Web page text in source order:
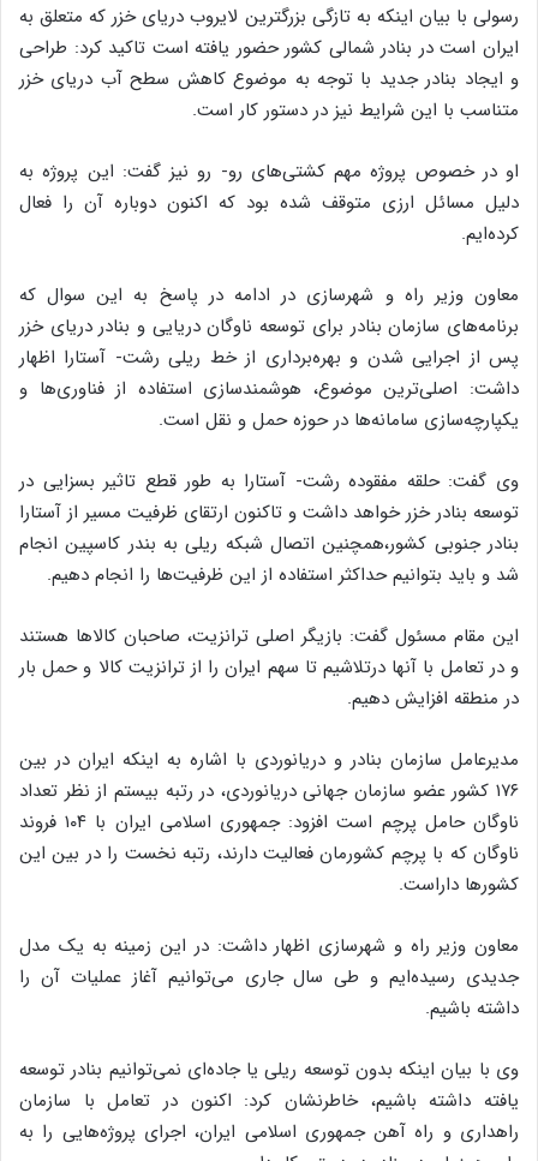
رسولی با بیان اینکه به تازگی بزرگترین لایروب دریای خزر که متعلق به
ایران است در بنادر شمالی کشور حضور یافته است تاکید کرد: طراحی
و ایجاد بنادر جدید با توجه به موضوع کاهش سطح آب دریای خزر
متناسب با این شرایط نیز در دستور کار است.
او در خصوص پروژه مهم کشتی‌های رو- رو نیز گفت: این پروژه به
دلیل مسائل ارزی متوقف شده بود که اکنون دوباره آن را فعال
کرده‌ایم.
معاون وزیر راه و شهرسازی در ادامه در پاسخ به این سوال که
برنامه‌های سازمان بنادر برای توسعه ناوگان دریایی و بنادر دریای خزر
پس از اجرایی شدن و بهره‌برداری از خط ریلی رشت- آستارا اظهار
داشت: اصلی‌ترین موضوع، هوشمندسازی استفاده از فناوری‌ها و
یکپارچه‌سازی سامانه‌ها در حوزه حمل و نقل است.
وی گفت: حلقه مفقوده رشت- آستارا به طور قطع تاثیر بسزایی در
توسعه بنادر خزر خواهد داشت و تاکنون ارتقای ظرفیت مسیر از آستارا
بنادر جنوبی کشور،همچنین اتصال شبکه ریلی به بندر کاسپین انجام
شد و باید بتوانیم حداکثر استفاده از این ظرفیت‌ها را انجام دهیم.
این مقام مسئول گفت: بازیگر اصلی ترانزیت، صاحبان کالاها هستند
و در تعامل با آنها درتلاشیم تا سهم ایران را از ترانزیت کالا و حمل بار
در منطقه افزایش دهیم.
مدیرعامل سازمان بنادر و دریانوردی با اشاره به اینکه ایران در بین
۱۷۶ کشور عضو سازمان جهانی دریانوردی، در رتبه بیستم از نظر تعداد
ناوگان حامل پرچم است افزود: جمهوری اسلامی ایران با ۱۰۴ فروند
ناوگان که با پرچم کشورمان فعالیت دارند، رتبه نخست را در بین این
کشورها داراست.
معاون وزیر راه و شهرسازی اظهار داشت: در این زمینه به یک مدل
جدیدی رسیده‌ایم و طی سال جاری می‌توانیم آغاز عملیات آن را
داشته باشیم.
وی با بیان اینکه بدون توسعه ریلی یا جاده‌ای نمی‌توانیم بنادر توسعه
یافته داشته باشیم، خاطرنشان کرد: اکنون در تعامل با سازمان
راهداری و راه آهن جمهوری اسلامی ایران، اجرای پروژه‌هایی را به